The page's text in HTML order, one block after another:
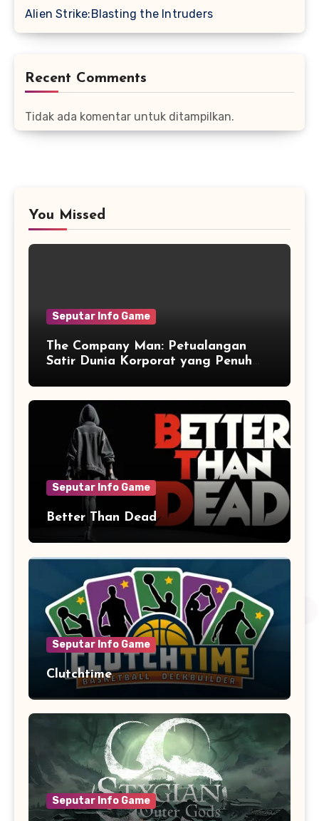
Alien Strike:Blasting the Intruders
Recent Comments
Tidak ada komentar untuk ditampilkan.
You Missed
Seputar Info Game
The Company Man: Petualangan
Satir Dunia Korporat yang Penuh
Seputar Info Game
Better Than Dead
Seputar Info Game
Clutchtime
Seputar Info Game